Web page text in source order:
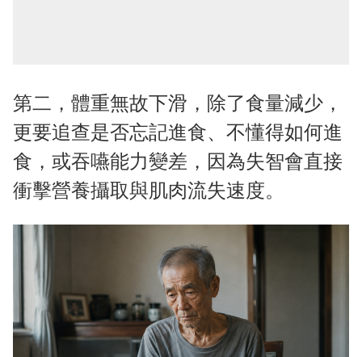
第二，體重無故下滑，除了食量減少，
更要追查是否忘記進食、不懂得如何進
食，或吞嚥能力變差，因為失智會直接
衝擊營養攝取與肌肉流失速度。